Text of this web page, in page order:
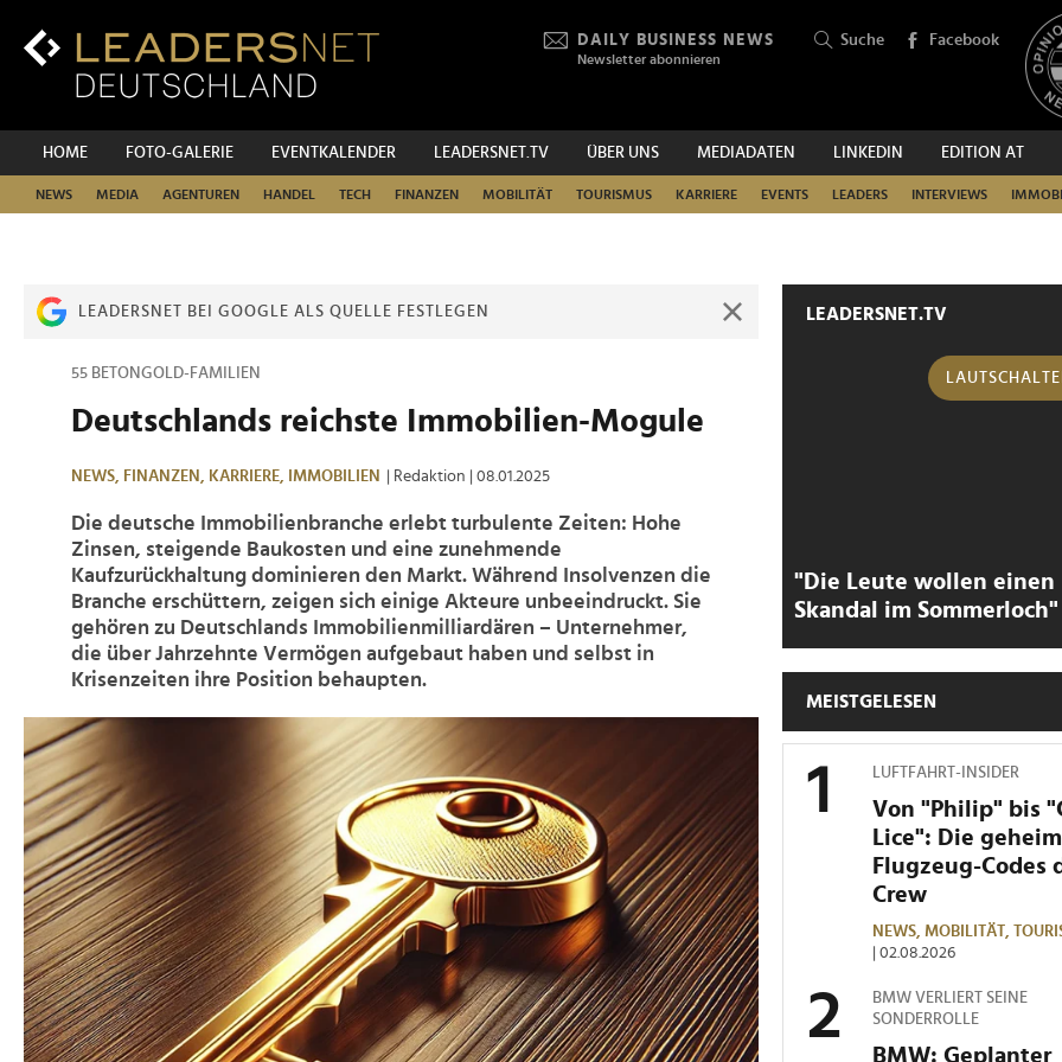
Inhalt
DAILY BUSINESS NEWS
Newsletter abonnieren
Suche Facebook
HOME FOTO-GALERIE EVENTKALENDER LEADERSNET.TV ÜBER UNS MEDIADATEN LINKEDIN EDITION AT
NEWS MEDIA AGENTUREN HANDEL TECH FINANZEN MOBILITÄT TOURISMUS KARRIERE EVENTS LEADERS INTERVIEWS
SUCHEN
LEADERSNET BEI GOOGLE ALS QUELLE FESTLEGEN
55 BETONGOLD-FAMILIEN
Deutschlands reichste Immobilien-Mogule
NEWS, FINANZEN, KARRIERE, IMMOBILIEN | Redaktion | 08.01.2025
Die deutsche Immobilienbranche erlebt turbulente Zeiten: Hohe
Zinsen, steigende Baukosten und eine zunehmende
Kaufzurückhaltung dominieren den Markt. Während Insolvenzen die
Branche erschüttern, zeigen sich einige Akteure unbeeindruckt. Sie
gehören zu Deutschlands Immobilienmilliardären – Unternehmer,
die über Jahrzehnte Vermögen aufgebaut haben und selbst in
Krisenzeiten ihre Position behaupten.
LEADERSNET.TV
"Die Leute wollen einen
Skandal im Sommerloch"
MEISTGELESEN
LUFTFAHRT-INSIDER
Von "Philip" bis
Lice": Die
Flugzeug-Codes
Crew
NEWS, MOBILITÄT,
| 02.08.2026
BMW VERLIERT SEINE
SONDERROLLE
BMW: Geplanter